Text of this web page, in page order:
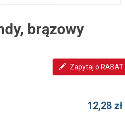
brązowy
Zapytaj o RABAT
12,28 zł